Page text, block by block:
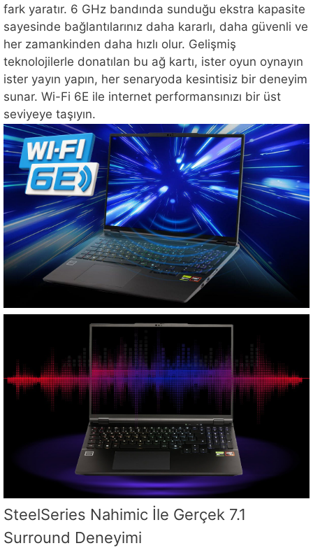
fark yaratır. 6 GHz bandında sunduğu ekstra kapasite
sayesinde bağlantılarınız daha kararlı, daha güvenli ve
her zamankinden daha hızlı olur. Gelişmiş
teknolojilerle donatılan bu ağ kartı, ister oyun oynayın
ister yayın yapın, her senaryoda kesintisiz bir deneyim
sunar. Wi-Fi 6E ile internet performansınızı bir üst
seviyeye taşıyın.
SteelSeries Nahimic İle Gerçek 7.1
Surround Deneyimi